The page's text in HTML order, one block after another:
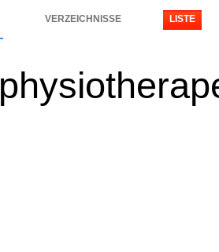
VERZEICHNISSE LISTE